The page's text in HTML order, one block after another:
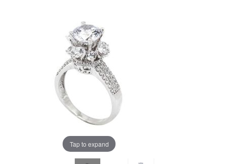
Tap to expand